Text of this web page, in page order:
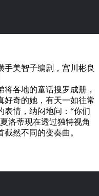
美智子编剧，宫川彬良
各地的童话搜罗成册，
好奇的她，有天一如往常
表情，纳闷地问：“你们
洛蒂现在透过独特视角
然不同的变奏曲。